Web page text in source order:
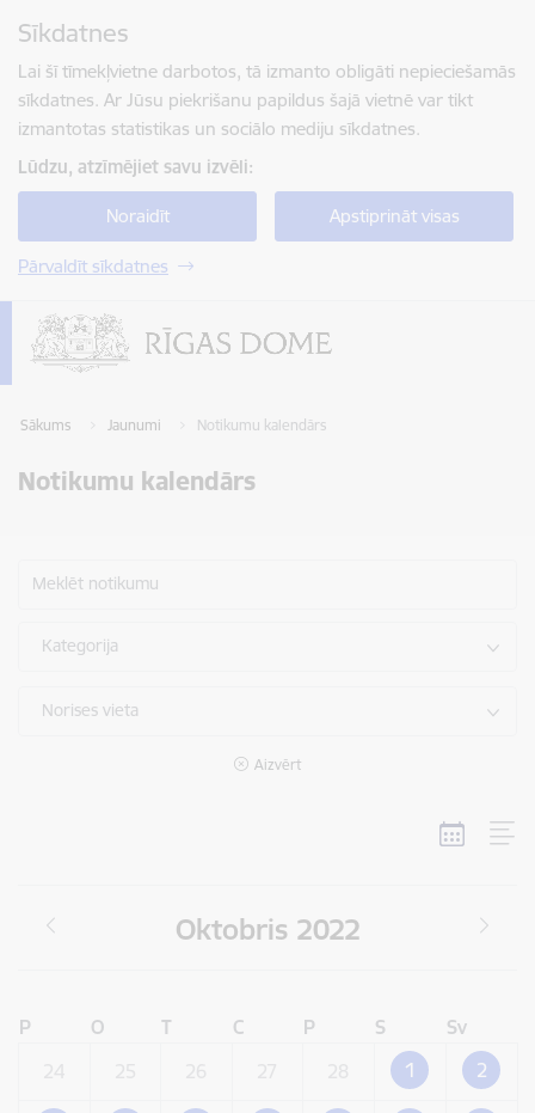
Sīkdatnes
Lai šī tīmekļvietne darbotos, tā izmanto obligāti nepieciešamās
sīkdatnes. Ar Jūsu piekrišanu papildus šajā vietnē var tikt
izmantotas statistikas un sociālo mediju sīkdatnes.
Lūdzu, atzīmējiet savu izvēli:
Noraidīt Apstiprināt visas
Pārvaldīt sīkdatnes
Sākums Jaunumi Notikumu kalendārs
Notikumu kalendārs
Meklēt notikumu
Kategorija
Norises vieta
Aizvērt
Oktobris 2022
P O T C P S
Sv
1 2